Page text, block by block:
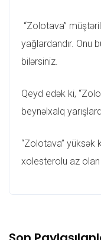
“Zolotava”
yağlardandır. Onu
bilərsiniz.
Qeyd edək ki,
beynəlxalq
“Zolotava” yüksək
xolesterolu az olan